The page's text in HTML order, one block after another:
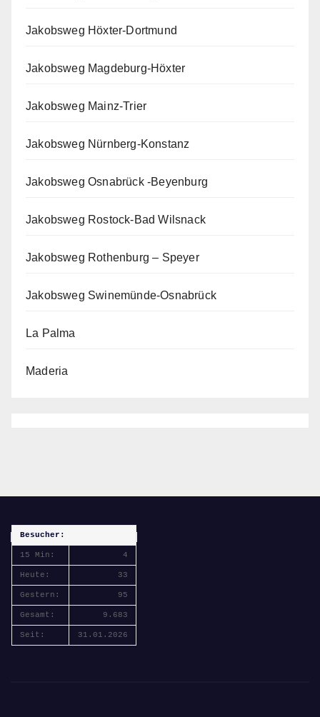
Jakobsweg Höxter-Dortmund
Jakobsweg Magdeburg-Höxter
Jakobsweg Mainz-Trier
Jakobsweg Nürnberg-Konstanz
Jakobsweg Osnabrück -Beyenburg
Jakobsweg Rostock-Bad Wilsnack
Jakobsweg Rothenburg – Speyer
Jakobsweg Swinemünde-Osnabrück
La Palma
Maderia
Besucher:
15 Min: 4
Heute: 33
Gestern: 95
Gesamt: 9.683
Seit: 31.01.2026